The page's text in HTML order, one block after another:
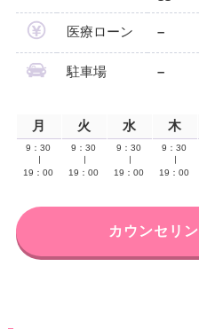
医療ローン –
駐車場 –
月 火 水 木
9：30
19：00
9：30
19：00
9：30
19：00
9：30
19：00
カウンセリ